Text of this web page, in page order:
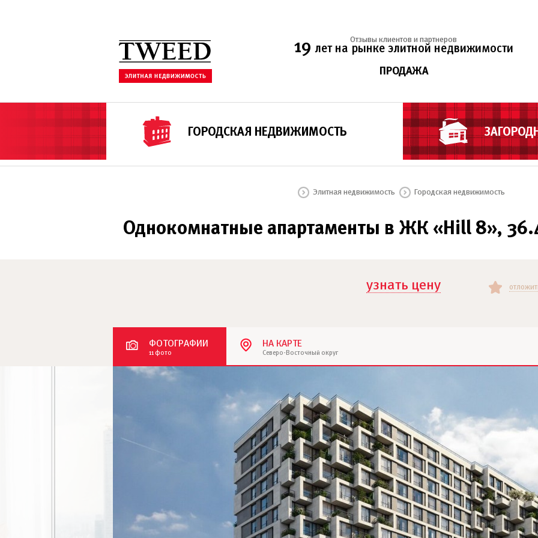
19 лет на рынке элитной недвижимости
Отзывы клиентов и партнеров
ПРОДАЖА
ГОРОДСКАЯ НЕДВИЖИМОСТЬ
Элитная недвижимость Городская недвижимость
Однокомнатные апартаменты в ЖК «Hill 8»,
узнать цену
ФОТОГРАФИИ
11 фото
НА КАРТЕ
Северо-Восточный округ